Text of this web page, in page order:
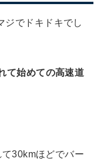
ジでドキドキでし
て始めての高速道
30kmほどでバー